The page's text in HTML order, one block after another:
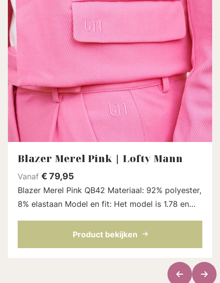
Blazer Merel Pink | Lofty Mann
Vanaf €79,95
Blazer Merel Pink QB42 Materiaal: 92% polyester,
8% elastaan Model en fit: Het model is 1.78 en
QB42 Blazer Merel is een aange...
Product bekijken